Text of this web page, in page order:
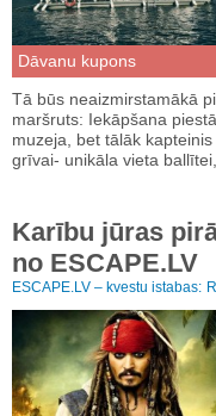
Dāvanu kupons
Tā būs neaizmirstamākā
maršruts: Iekāpšana
muzeja, bet tālāk
grīvai- unikāla vieta
Karību jūras
no ESCAPE.LV
ESCAPE.LV – kvestu istabas: